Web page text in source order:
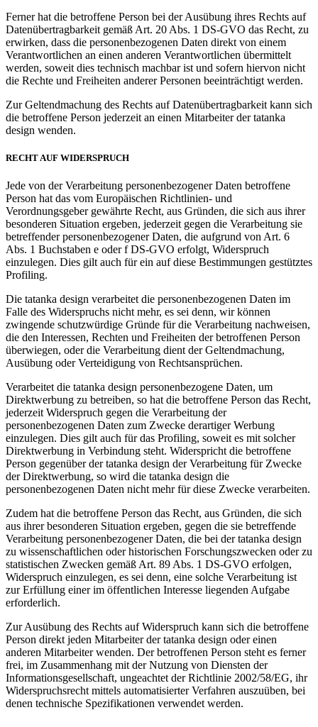
Ferner hat die betroffene Person bei der Ausübung ihres Rechts auf
Datenübertragbarkeit gemäß Art. 20 Abs. 1 DS-GVO das Recht, zu
erwirken, dass die personenbezogenen Daten direkt von einem
Verantwortlichen an einen anderen Verantwortlichen übermittelt
werden, soweit dies technisch machbar ist und sofern hiervon nicht
die Rechte und Freiheiten anderer Personen beeinträchtigt werden.
Zur Geltendmachung des Rechts auf Datenübertragbarkeit kann sich
die betroffene Person jederzeit an einen Mitarbeiter der tatanka
design wenden.
RECHT AUF WIDERSPRUCH
Jede von der Verarbeitung personenbezogener Daten betroffene
Person hat das vom Europäischen Richtlinien- und
Verordnungsgeber gewährte Recht, aus Gründen, die sich aus ihrer
besonderen Situation ergeben, jederzeit gegen die Verarbeitung sie
betreffender personenbezogener Daten, die aufgrund von Art. 6
Abs. 1 Buchstaben e oder f DS-GVO erfolgt, Widerspruch
einzulegen. Dies gilt auch für ein auf diese Bestimmungen gestütztes
Profiling.
Die tatanka design verarbeitet die personenbezogenen Daten im
Falle des Widerspruchs nicht mehr, es sei denn, wir können
zwingende schutzwürdige Gründe für die Verarbeitung nachweisen,
die den Interessen, Rechten und Freiheiten der betroffenen Person
überwiegen, oder die Verarbeitung dient der Geltendmachung,
Ausübung oder Verteidigung von Rechtsansprüchen.
Verarbeitet die tatanka design personenbezogene Daten, um
Direktwerbung zu betreiben, so hat die betroffene Person das Recht,
jederzeit Widerspruch gegen die Verarbeitung der
personenbezogenen Daten zum Zwecke derartiger Werbung
einzulegen. Dies gilt auch für das Profiling, soweit es mit solcher
Direktwerbung in Verbindung steht. Widerspricht die betroffene
Person gegenüber der tatanka design der Verarbeitung für Zwecke
der Direktwerbung, so wird die tatanka design die
personenbezogenen Daten nicht mehr für diese Zwecke verarbeiten.
Zudem hat die betroffene Person das Recht, aus Gründen, die sich
aus ihrer besonderen Situation ergeben, gegen die sie betreffende
Verarbeitung personenbezogener Daten, die bei der tatanka design
zu wissenschaftlichen oder historischen Forschungszwecken oder zu
statistischen Zwecken gemäß Art. 89 Abs. 1 DS-GVO erfolgen,
Widerspruch einzulegen, es sei denn, eine solche Verarbeitung ist
zur Erfüllung einer im öffentlichen Interesse liegenden Aufgabe
erforderlich.
Zur Ausübung des Rechts auf Widerspruch kann sich die betroffene
Person direkt jeden Mitarbeiter der tatanka design oder einen
anderen Mitarbeiter wenden. Der betroffenen Person steht es ferner
frei, im Zusammenhang mit der Nutzung von Diensten der
Informationsgesellschaft, ungeachtet der Richtlinie 2002/58/EG, ihr
Widerspruchsrecht mittels automatisierter Verfahren auszuüben, bei
denen technische Spezifikationen verwendet werden.